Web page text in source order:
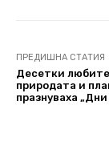
ПРЕДИШНА СТАТИЯ
Десетки
природата и
празнуваха